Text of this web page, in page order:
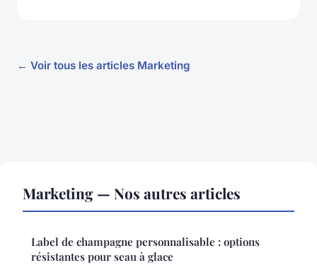
← Voir tous les articles Marketing
Marketing — Nos autres articles
Label de champagne personnalisable : options
résistantes pour seau à glace